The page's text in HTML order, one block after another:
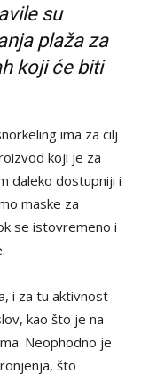
su
plaža za
koji će biti
ima za cilj
koji je za
daleko dostupniji i
maske za
se istovremeno i
i za tu aktivnost
kao što je na
Neophodno je
što